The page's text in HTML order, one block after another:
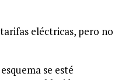
eléctricas, pero no
se esté